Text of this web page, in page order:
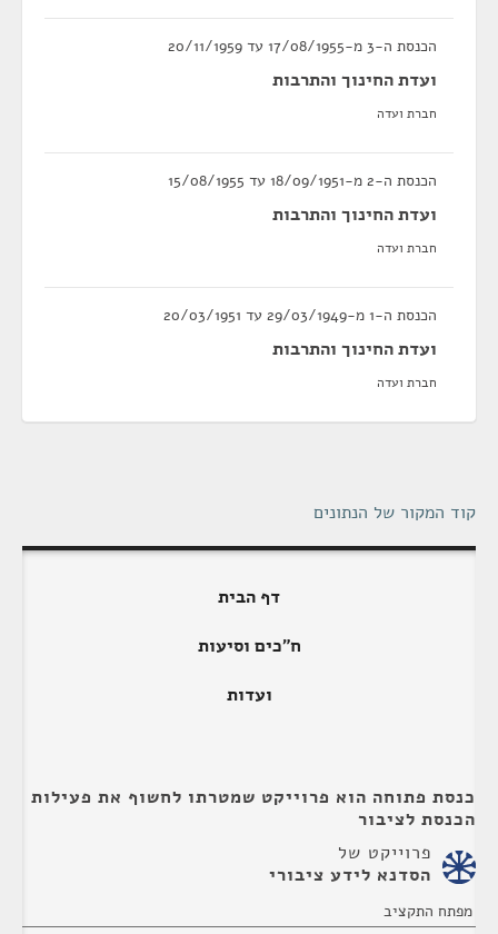
הכנסת ה-3 מ-17/08/1955 עד 20/11/1959
ועדת החינוך והתרבות
חברת ועדה
הכנסת ה-2 מ-18/09/1951 עד 15/08/1955
ועדת החינוך והתרבות
חברת ועדה
הכנסת ה-1 מ-29/03/1949 עד 20/03/1951
ועדת החינוך והתרבות
חברת ועדה
קוד המקור של הנתונים
דף הבית
ח"כים וסיעות
ועדות
כנסת פתוחה הוא פרוייקט שמטרתו לחשוף את פעילות
הכנסת לציבור
פרוייקט של
הסדנא לידע ציבורי
מפתח התקציב